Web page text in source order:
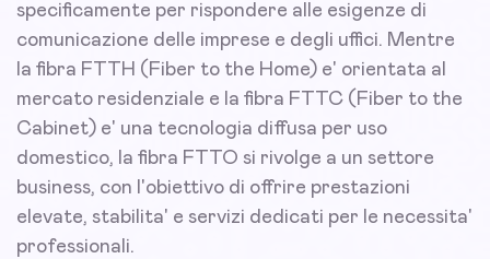
specificamente per rispondere alle esigenze di
comunicazione delle imprese e degli uffici. Mentre
la fibra FTTH (Fiber to the Home) e' orientata al
mercato residenziale e la fibra FTTC (Fiber to the
Cabinet) e' una tecnologia diffusa per uso
domestico, la fibra FTTO si rivolge a un settore
business, con l'obiettivo di offrire prestazioni
elevate, stabilita' e servizi dedicati per le necessita'
professionali.